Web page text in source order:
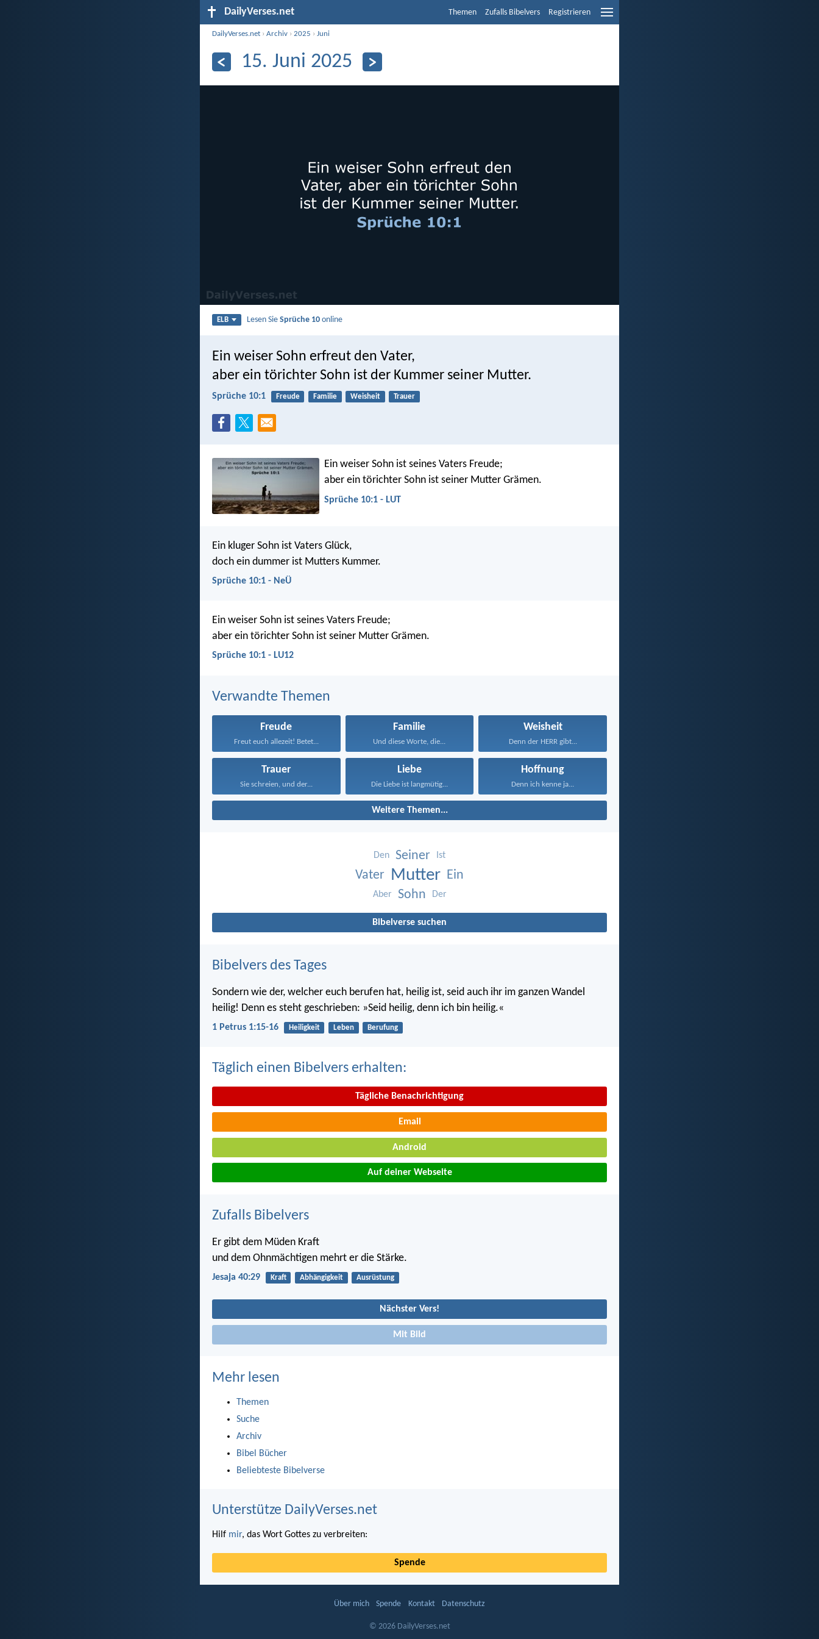
DailyVerses.net Themen Zufalls Bibelvers Registrieren
DailyVerses.net ›Archiv ›2025 ›Juni
15. Juni 2025
ELB Lesen SieSprüche 10 online
Ein weiser Sohn erfreut den Vater,
aber ein törichter Sohn ist der Kummer seiner Mutter.
Sprüche 10:1 Freude Familie Weisheit Trauer
Ein weiser Sohn ist seines Vaters Freude;
aber ein törichter Sohn ist seiner Mutter Grämen.
Sprüche 10:1 - LUT
Ein kluger Sohn ist Vaters Glück,
doch ein dummer ist Mutters Kummer.
Sprüche 10:1 - NeÜ
Ein weiser Sohn ist seines Vaters Freude;
aber ein törichter Sohn ist seiner Mutter Grämen.
Sprüche 10:1 - LU12
Verwandte Themen
Freude
Freut euch allezeit! Betet...
Familie
Und diese Worte, die...
Weisheit
Denn der HERR gibt...
Trauer
Sie schreien, und der...
Liebe
Die Liebe ist langmütig...
Hoffnung
Denn ich kenne ja...
Weitere Themen...
Den Seiner Ist
Vater Mutter Ein
Aber Sohn Der
Bibelverse suchen
Bibelvers des Tages
Sondern wie der, welcher euch berufen hat, heilig ist, seid auch ihr im ganzen Wandel
heilig! Denn es steht geschrieben: »Seid heilig, denn ich bin heilig.«
1 Petrus 1:15-16 Heiligkeit Leben Berufung
Täglich einen Bibelvers erhalten:
Tägliche Benachrichtigung
Email
Android
Auf deiner Webseite
Zufalls Bibelvers
Er gibt dem Müden Kraft
und dem Ohnmächtigen mehrt er die Stärke.
Jesaja 40:29 Kraft Abhängigkeit Ausrüstung
Nächster Vers!
Mit Bild
Mehr lesen
Themen
Suche
Archiv
Bibel Bücher
Beliebteste Bibelverse
Unterstütze DailyVerses.net
Hilf mir, das Wort Gottes zu verbreiten:
Spende
Über mich Spende Kontakt Datenschutz
© 2026 DailyVerses.net